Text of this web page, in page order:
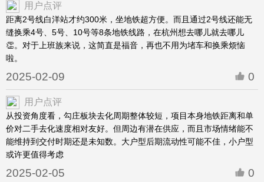
用户点评
距离2号线白洋站才约300米，坐地铁超方便。而且通过2号线还能无
缝换乘4号、5号、10号等8条地铁线路，在杭州想去哪儿就去哪儿
👏。对于上班族来说，这简直是福音，再也不用为堵车和换乘烦恼
啦。
2025-02-09 0
用户点评
从投资角度看，勾庄板块去化周期整体较短，项目本身地铁距离和单
价对二手去化速度相对友好。但周边有潜在供应，而且市场情绪能不
能维持到交付时期还是未知数。大户型后期流动性可能不佳，小户型
或许更值得考虑
2025-02-05 0